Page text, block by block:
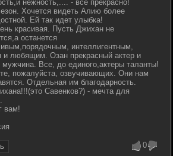
нежность,.... - все прекрасно!
Хочется видеть Алию более
Ей так идет улыбка!
красивая. Пусть Джихан не
останется
интеллигентным,
и любящим. Озан прекрасный актер и
мужчина. Все, до единого,актеры таланты!
пожалуйста, озвучивающих. Они нам
Отдельная им благодарность.
Савенков?) - мечта для
вам!
0